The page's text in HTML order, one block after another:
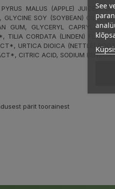
MALUS (APPLE) JUICE*,
GLYCINE SOY (SOYBEAN) OIL*,
GUM, GLYCERYL CAPRYLATE,
CORDATA (LINDEN)
URTICA DIOICA (NETTLE)
CITRIC ACID, SODIUM
pärit toorainest
See